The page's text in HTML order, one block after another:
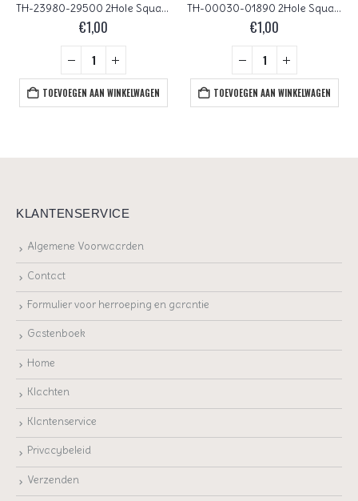
TH-23980-29500 2Hole Square, Jet Sliperit 22 Pc.
€1,00
TOEVOEGEN AAN WINKELWAGEN
TH-00030-01890 2Hole Square Lava Red, 20 Pc.
€1,00
TOEVOEGEN AAN WINKELWAGEN
KLANTENSERVICE
Algemene Voorwaarden
Contact
Formulier voor herroeping en garantie
Gastenboek
Home
Klachten
Klantenservice
Privacybeleid
Verzenden